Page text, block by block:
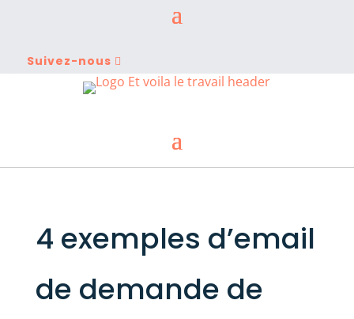
Suivez-nous
4 exemples d’email
de demande de